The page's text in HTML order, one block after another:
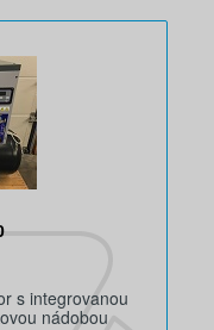
s integrovanou
nádobou